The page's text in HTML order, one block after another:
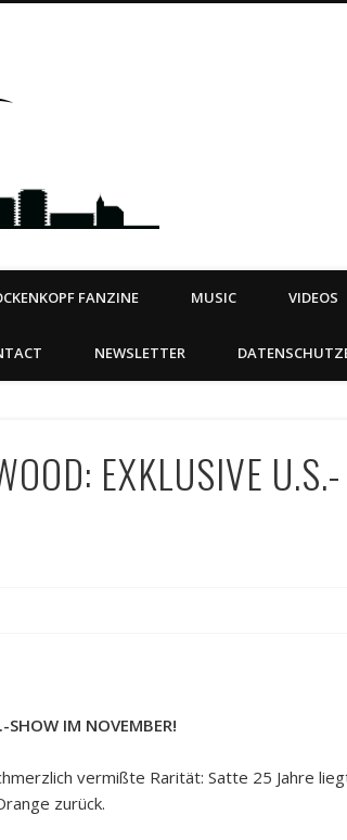
Steeltown
FANZINE MUSIC VIDEOS
NEWSLETTER
EXKLUSIVE U.S.-
SHOW IM NOVEMBER!
vermißte Rarität: Satte 25 Jahre
zurück.